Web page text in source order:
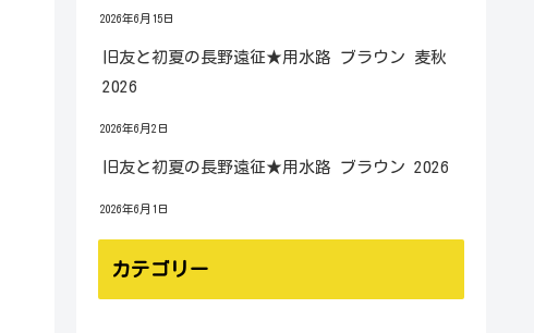
2026年6月15日
旧友と初夏の長野遠征★用水路 ブラウン 麦秋
2026
2026年6月2日
旧友と初夏の長野遠征★用水路 ブラウン 2026
2026年6月1日
カテゴリー